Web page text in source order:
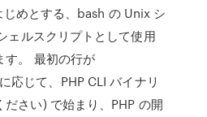
めとする、bash の Unix シ
ェルスクリプトとして使用
す。 最初の行が
じて、PHP CLI バイナリ
さい) で始まり、PHP の開